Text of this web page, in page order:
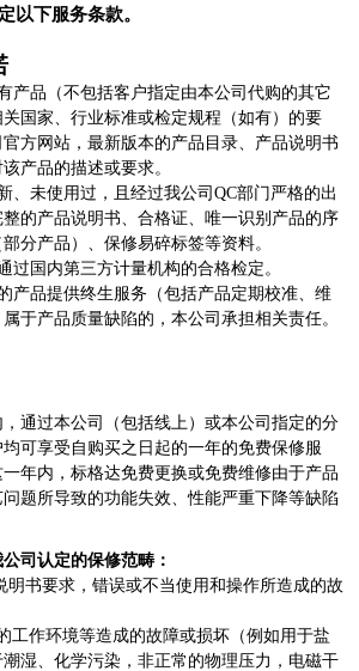
以下服务条款。
产品（不包括客户指定由本公司代购的其它
国家、行业标准或检定规程（如有）的要
方网站，最新版本的产品目录、产品说明书
产品的描述或要求。
、未使用过，且经过我公司QC部门严格的出
的产品说明书、合格证、唯一识别产品的序
分产品）、保修易碎标签等资料。
过国内第三方计量机构的合格检定。
产品提供终生服务（包括产品定期校准、维
于产品质量缺陷的，本公司承担相关责任。
通过本公司（包括线上）或本公司指定的分
可享受自购买之日起的一年的免费保修服
年内，标格达免费更换或免费维修由于产品
题所导致的功能失效、性能严重下降等缺陷
司认定的保修范畴：
明书要求，错误或不当使用和操作所造成的故
工作环境等造成的故障或损坏（例如用于盐
湿、化学污染，非正常的物理压力，电磁干